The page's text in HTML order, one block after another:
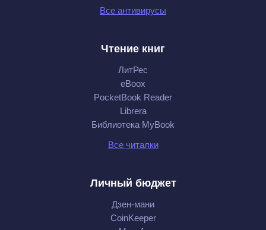
Все антивирусы
Чтение книг
ЛитРес
eBoox
PocketBook Reader
Librera
Библиотека MyBook
Все читалки
Личный бюджет
Дзен-мани
CoinKeeper